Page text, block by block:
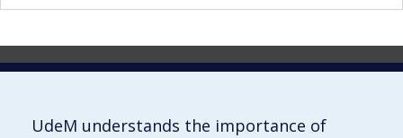
Laboratoire d'innovation
Vice-rectorat aux affaires étudiantes et aux études
UdeM understands the importance of